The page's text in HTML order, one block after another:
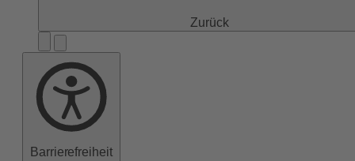
Zurück
Barrierefreiheit